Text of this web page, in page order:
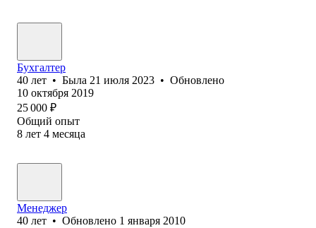
Бухгалтер
40 лет • Была 21 июля 2023 • Обновлено
10 октября 2019
25 000 ₽
Общий опыт
8 лет 4 месяца
Менеджер
40 лет • Обновлено 1 января 2010